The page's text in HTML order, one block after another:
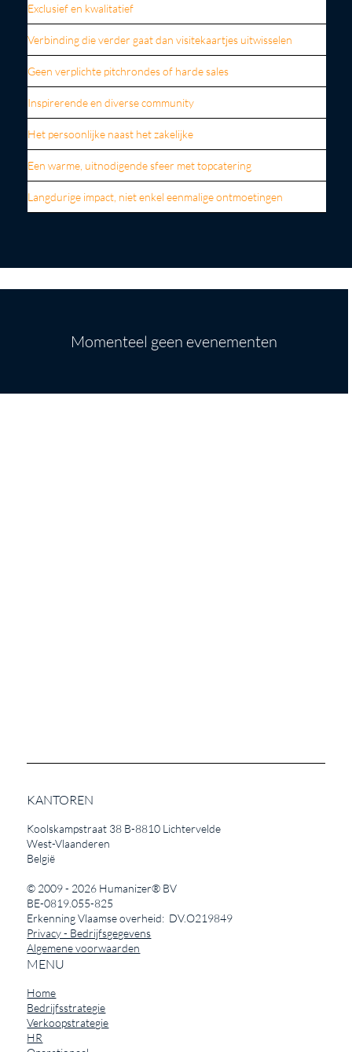
Exclusief en kwalitatief
Verbinding die verder gaat dan visitekaartjes uitwisselen
Geen verplichte pitchrondes of harde sales
Inspirerende en diverse community
Het persoonlijke naast het zakelijke
Een warme, uitnodigende sfeer met topcatering
Langdurige impact, niet enkel eenmalige ontmoetingen
Momenteel geen evenementen
KANTOREN
Koolskampstraat 38 B-8810 Lichtervelde
West-Vlaanderen
België
© 2009 - 2026 Humanizer® BV
BE-0819.055-825
Erkenning Vlaamse overheid: DV.O219849
Privacy - Bedrijfsgegevens
Algemene voorwaarden
MENU
Home
Bedrijfsstrategie
Verkoopstrategie
HR